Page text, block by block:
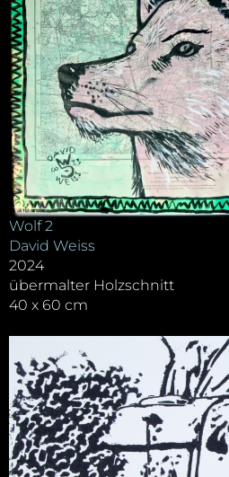
Wolf 2
David Weiss
2024
übermalter Holzschnitt
40 x 60 cm